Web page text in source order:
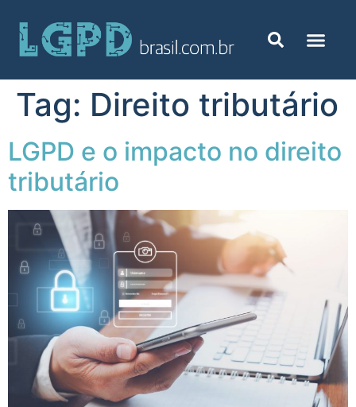
Tag: Direito tributário
LGPD e o impacto no direito
tributário